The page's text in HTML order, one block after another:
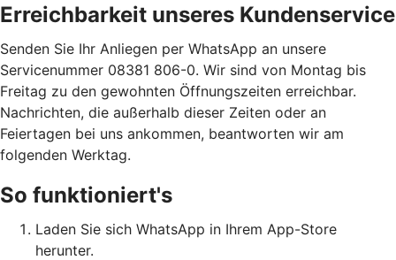
Erreichbarkeit unseres Kundenservice
Senden Sie Ihr Anliegen per WhatsApp an unsere
Servicenummer 08381 806-0. Wir sind von Montag bis
Freitag zu den gewohnten Öffnungszeiten erreichbar.
Nachrichten, die außerhalb dieser Zeiten oder an
Feiertagen bei uns ankommen, beantworten wir am
folgenden Werktag.
So funktioniert's
Laden Sie sich WhatsApp in Ihrem App-Store
herunter.